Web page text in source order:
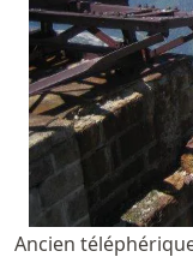
Ancien